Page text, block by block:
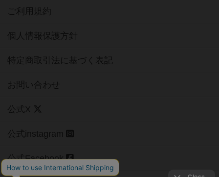
ご利用規約
個人情報保護方針
特定商取引法に基づく表記
お問い合わせ
公式X
公式instagram
公式Facebook